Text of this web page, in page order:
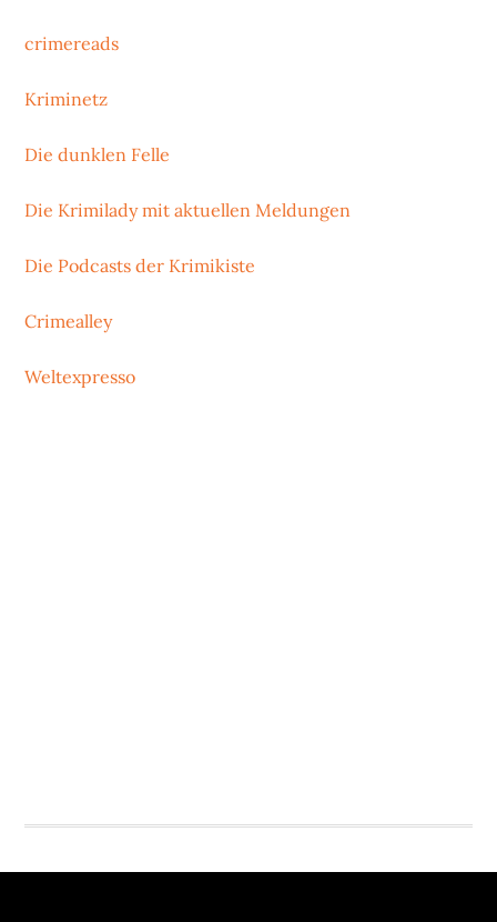
crimereads
Kriminetz
Die dunklen Felle
Die Krimilady mit aktuellen Meldungen
Die Podcasts der Krimikiste
Crimealley
Weltexpresso